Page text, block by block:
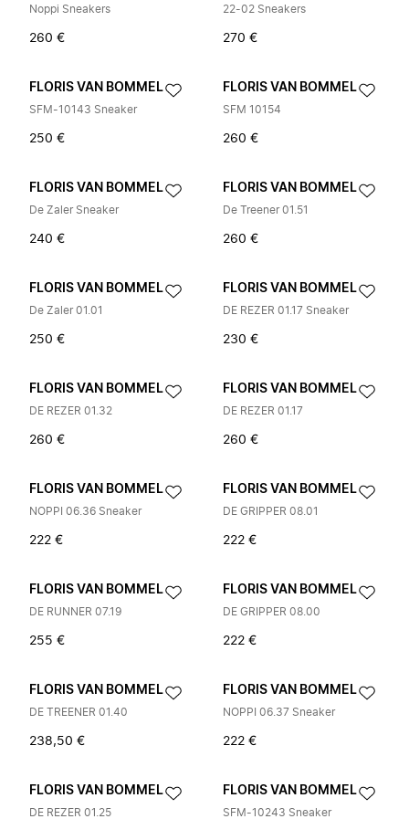
Noppi Sneakers
260 €
22-02 Sneakers
270 €
FLORIS VAN BOMMEL
SFM-10143 Sneaker
250 €
FLORIS VAN BOMMEL
SFM 10154
260 €
FLORIS VAN BOMMEL
De Zaler Sneaker
240 €
FLORIS VAN BOMMEL
De Treener 01.51
260 €
FLORIS VAN BOMMEL
De Zaler 01.01
250 €
FLORIS VAN BOMMEL
DE REZER 01.17 Sneaker
230 €
FLORIS VAN BOMMEL
DE REZER 01.32
260 €
FLORIS VAN BOMMEL
DE REZER 01.17
260 €
FLORIS VAN BOMMEL
NOPPI 06.36 Sneaker
222 €
FLORIS VAN BOMMEL
DE GRIPPER 08.01
222 €
FLORIS VAN BOMMEL
DE RUNNER 07.19
255 €
FLORIS VAN BOMMEL
DE GRIPPER 08.00
222 €
FLORIS VAN BOMMEL
DE TREENER 01.40
238,50 €
FLORIS VAN BOMMEL
NOPPI 06.37 Sneaker
222 €
FLORIS VAN BOMMEL
DE REZER 01.25
FLORIS VAN BOMMEL
SFM-10243 Sneaker